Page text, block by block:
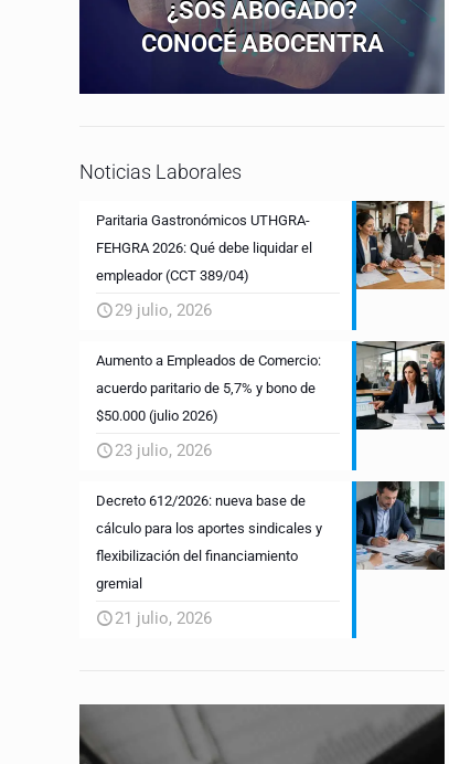
¿SOS ABOGADO?
CONOCÉ ABOCENTRA
Noticias Laborales
Paritaria Gastronómicos UTHGRA-
FEHGRA 2026: Qué debe liquidar el
empleador (CCT 389/04)
29 julio, 2026
Aumento a Empleados de Comercio:
acuerdo paritario de 5,7% y bono de
$50.000 (julio 2026)
23 julio, 2026
Decreto 612/2026: nueva base de
cálculo para los aportes sindicales y
flexibilización del financiamiento
gremial
21 julio, 2026